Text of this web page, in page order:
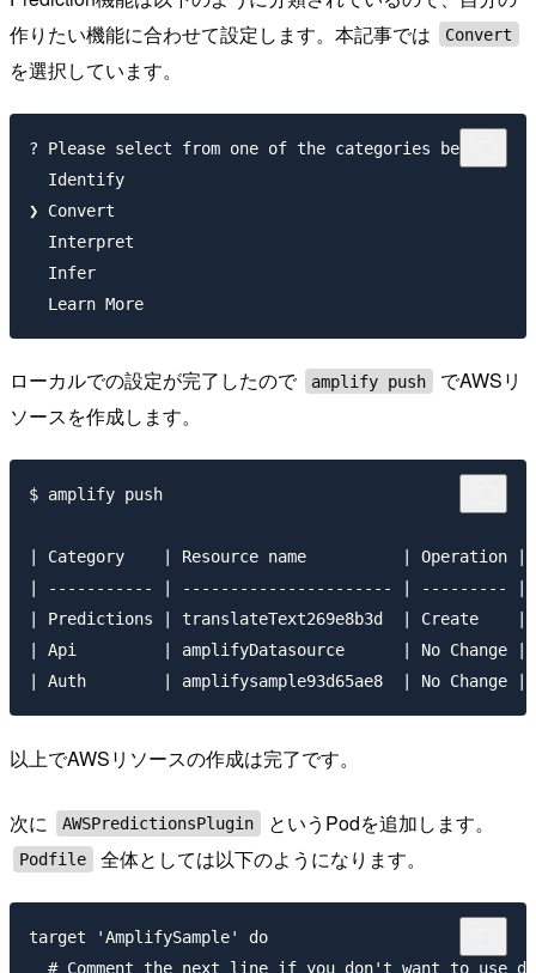
作りたい機能に合わせて設定します。本記事では
Convert
を選択しています。
? Please select from one of the categories below
  Identify
❯ Convert
  Interpret
  Infer
ローカルでの設定が完了したので amplify push
でAWSリ
ソースを作成します。
$ amplify push
| Category    | Resource name          | Operation
| ----------- | ---------------------- | --------- |
| Predictions | translateText269e8b3d  | Create    |
| Api         | amplifyDatasource      | No Change |
以上でAWSリソースの作成は完了です。
次に AWSPredictionsPlugin というPodを追加します。
Podfile 全体としては以下のようになります。
target 'AmplifySample' do
# Comment the next line if you don't want to use